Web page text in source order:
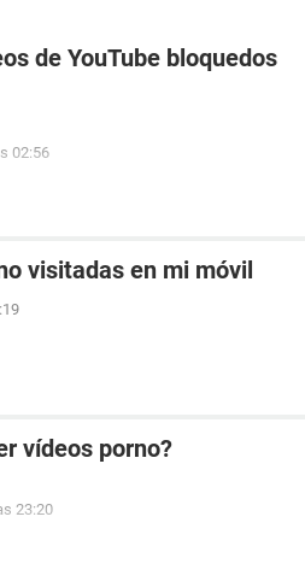
de YouTube bloquedos
02:56
visitadas en mi móvil
vídeos porno?
23:20